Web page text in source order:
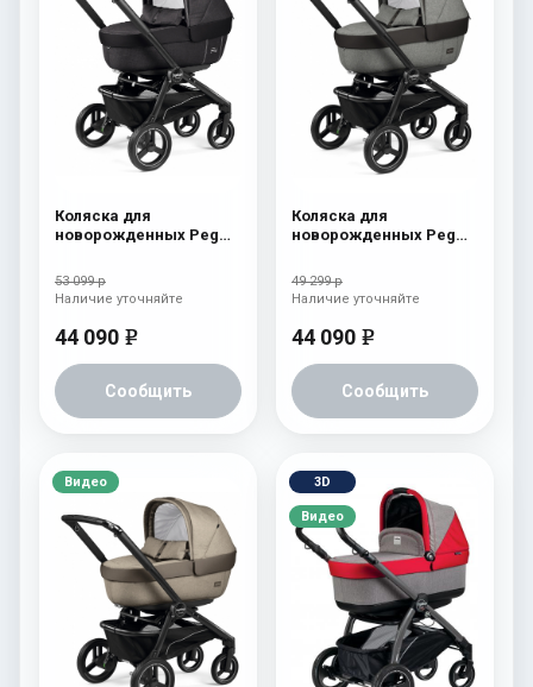
Коляска для
новорожденных Peg
53 099 р
44 090 e
Сообщить
Наличие уточняйте
Коляска для
новорожденных Peg
Atmosphere
49 299 р
44 090 e
Сообщить
Наличие уточняйте
Видео 3D
Видео